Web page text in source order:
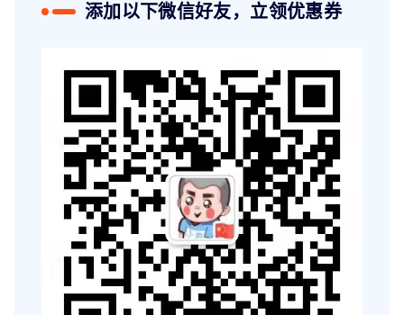
添加以下微信好友，立领优惠券